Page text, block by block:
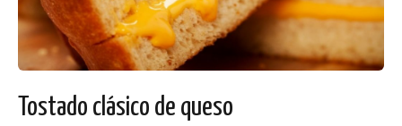
Tostado clásico de queso